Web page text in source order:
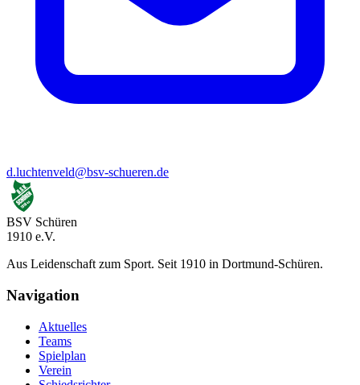
d.luchtenveld@bsv-schueren.de
BSV Schüren
1910 e.V.
Aus Leidenschaft zum Sport. Seit 1910 in Dortmund-Schüren.
Navigation
Aktuelles
Teams
Spielplan
Verein